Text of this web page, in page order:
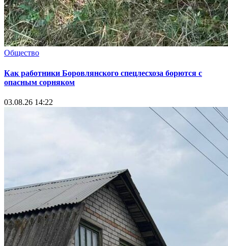
Общество
Как работники Боровлянского спецлесхоза борются с
опасным сорняком
03.08.26 14:22